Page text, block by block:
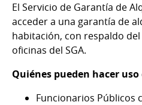
El Servicio de Garantía de
acceder a una garantía de
habitación, con respaldo
oficinas del SGA.
Quiénes pueden hacer
Funcionarios Públicos